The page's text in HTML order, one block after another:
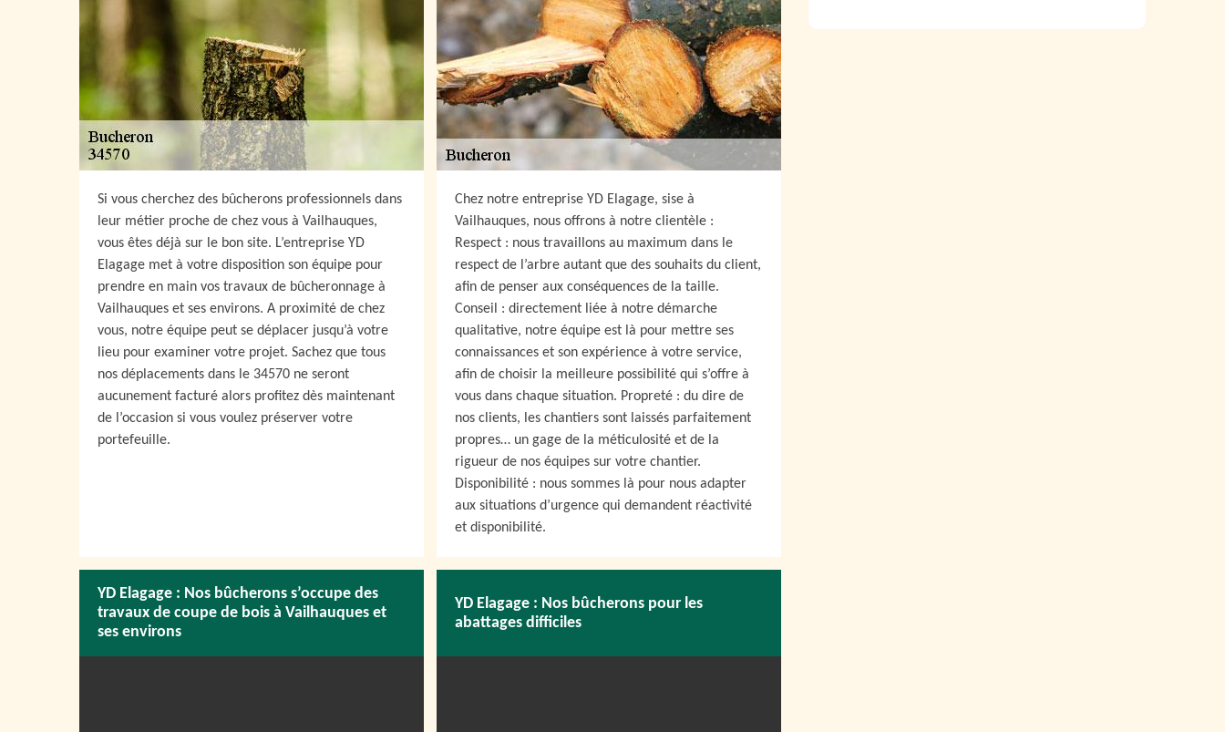
Si vous cherchez des bûcherons professionnels dans
leur métier proche de chez vous à Vailhauques,
vous êtes déjà sur le bon site. L’entreprise YD
Elagage met à votre disposition son équipe pour
prendre en main vos travaux de bûcheronnage à
Vailhauques et ses environs. A proximité de chez
vous, notre équipe peut se déplacer jusqu’à votre
lieu pour examiner votre projet. Sachez que tous
nos déplacements dans le 34570 ne seront
aucunement facturé alors profitez dès maintenant
de l’occasion si vous voulez préserver votre
portefeuille.
Chez notre entreprise YD Elagage, sise à
Vailhauques, nous offrons à notre clientèle :
Respect : nous travaillons au maximum dans le
respect de l’arbre autant que des souhaits du client,
afin de penser aux conséquences de la taille.
Conseil : directement liée à notre démarche
qualitative, notre équipe est là pour mettre ses
connaissances et son expérience à votre service,
afin de choisir la meilleure possibilité qui s’offre à
vous dans chaque situation. Propreté : du dire de
nos clients, les chantiers sont laissés parfaitement
propres… un gage de la méticulosité et de la
rigueur de nos équipes sur votre chantier.
Disponibilité : nous sommes là pour nous adapter
aux situations d’urgence qui demandent réactivité
et disponibilité.
YD Elagage : Nos bûcherons s’occupe des
travaux de coupe de bois à Vailhauques et
ses environs
YD Elagage : Nos bûcherons pour les
abattages difficiles